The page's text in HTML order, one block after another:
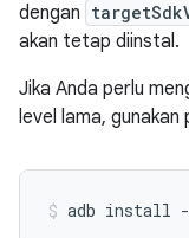
dengan
akan tetap diinstal.
Jika Anda perlu
level lama,
adb install